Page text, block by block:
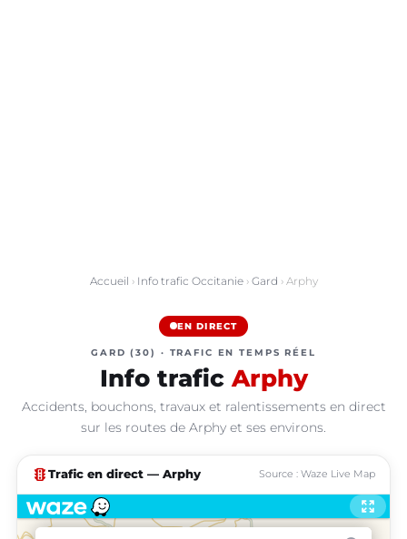
Accueil › Info trafic Occitanie› Gard › Arphy
EN DIRECT
GARD (30) · TRAFIC EN TEMPS RÉEL
Info trafic Arphy
Accidents, bouchons, travaux et ralentissements en direct
sur les routes de Arphy et ses environs.
traffic Trafic en direct — Arphy Source : Waze Live Map